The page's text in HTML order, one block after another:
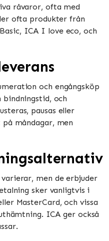
råvaror, ofta med
ofta produkter från
ICA I love eco, och
och engångsköp
bindningstid, och
pausas eller
måndagar, men
men de erbjuder
sker vanligtvis i
MasterCard, och vissa
ICA ger också